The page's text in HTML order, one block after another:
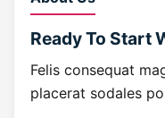
Ready To Start
Felis consequat
placerat sodales